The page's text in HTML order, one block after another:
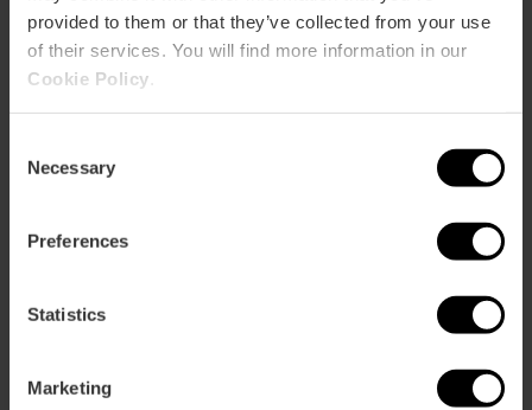
provided to them or that they’ve collected from your use
of their services. You will find more information in our
Cookie Policy
Selection
Necessary
Preferences
Statistics
Marketing